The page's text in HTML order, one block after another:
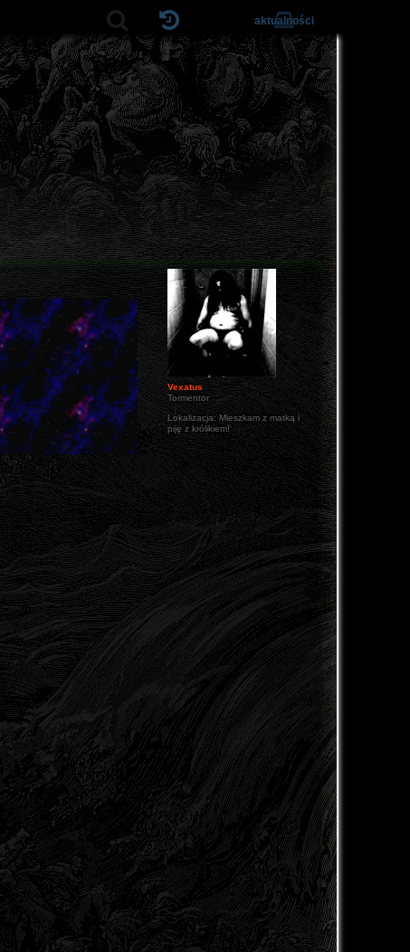
aktualności
Vexatus
Tormentor
Lokalizacja: Mieszkam z matką i
piję z królikiem!